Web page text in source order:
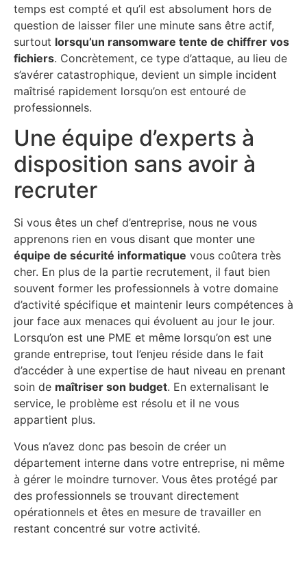
temps est compté et qu’il est absolument hors de
question de laisser filer une minute sans être actif,
surtout lorsqu’un ransomware tente de chiffrer vos
fichiers. Concrètement, ce type d’attaque, au lieu de
s’avérer catastrophique, devient un simple incident
maîtrisé rapidement lorsqu’on est entouré de
professionnels.
Une équipe d’experts à
disposition sans avoir à
recruter
Si vous êtes un chef d’entreprise, nous ne vous
apprenons rien en vous disant que monter une
équipe de sécurité informatique vous coûtera très
cher. En plus de la partie recrutement, il faut bien
souvent former les professionnels à votre domaine
d’activité spécifique et maintenir leurs compétences à
jour face aux menaces qui évoluent au jour le jour.
Lorsqu’on est une PME et même lorsqu’on est une
grande entreprise, tout l’enjeu réside dans le fait
d’accéder à une expertise de haut niveau en prenant
soin de maîtriser son budget. En externalisant le
service, le problème est résolu et il ne vous
appartient plus.
Vous n’avez donc pas besoin de créer un
département interne dans votre entreprise, ni même
à gérer le moindre turnover. Vous êtes protégé par
des professionnels se trouvant directement
opérationnels et êtes en mesure de travailler en
restant concentré sur votre activité.